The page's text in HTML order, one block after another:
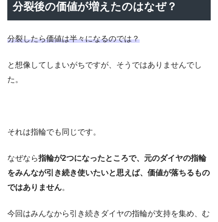
分裂後の価値が増えたのはなぜ？
分裂したら価値は半々になるのでは？
と想像してしまいがちですが、そうではありませんでし
た。
それは指輪でも同じです。
なぜなら指輪が2つになったところで、元のダイヤの指輪
をみんなが引き続き使いたいと思えば、価値が落ちるもの
ではありません。
今回はみんなから引き続きダイヤの指輪が支持を集め、む